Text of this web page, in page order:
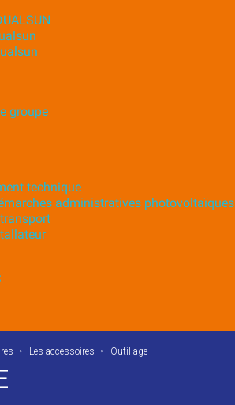
groupe
technique
administratives photovoltaïques
Les accessoires Outillage